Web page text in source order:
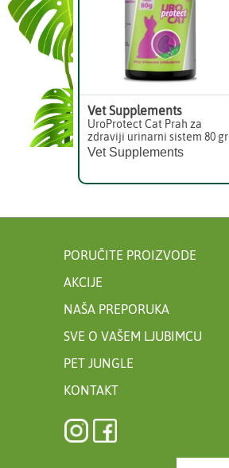
Vet Supplements
UroProtect Cat Prah za
zdraviji urinarni sistem 80 gr
Vet Supplements
PORUČITE PROIZVODE
AKCIJE
NAŠA PREPORUKA
SVE O VAŠEM LJUBIMCU
PET JUNGLE
KONTAKT